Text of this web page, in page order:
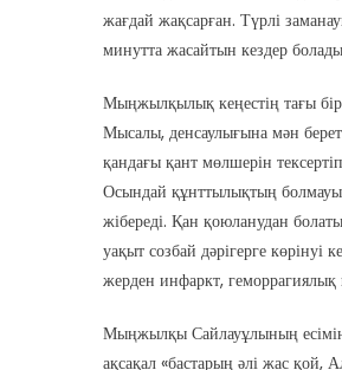
жағдай жақсарған. Түрлі
минутта жасайтын кездер
Мыңжылқылық кеңестің тағы
Мысалы, денсаулығына мән
қандағы қант мөлшерін
Осындай құнттылықтың
жібереді. Қан қоюланудан
уақыт созбай дәрігерге
жерден инфаркт,
Мыңжылқы Сайлауұлының есімін
ақсақал «бастарың әлі жас